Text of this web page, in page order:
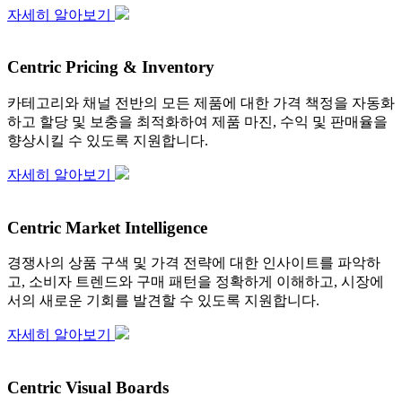
자세히 알아보기
Centric Pricing & Inventory
카테고리와 채널 전반의 모든 제품에 대한 가격 책정을 자동화
하고 할당 및 보충을 최적화하여 제품 마진, 수익 및 판매율을
향상시킬 수 있도록 지원합니다.
자세히 알아보기
Centric Market Intelligence
경쟁사의 상품 구색 및 가격 전략에 대한 인사이트를 파악하
고, 소비자 트렌드와 구매 패턴을 정확하게 이해하고, 시장에
서의 새로운 기회를 발견할 수 있도록 지원합니다.
자세히 알아보기
Centric Visual Boards